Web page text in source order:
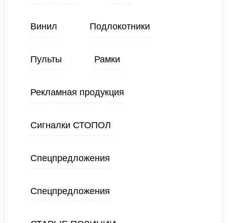
Винил Подлокотники
Пульты Рамки
Рекламная продукция
Сигналки СТОПОЛ
Спецпредложения
Спецпредложения